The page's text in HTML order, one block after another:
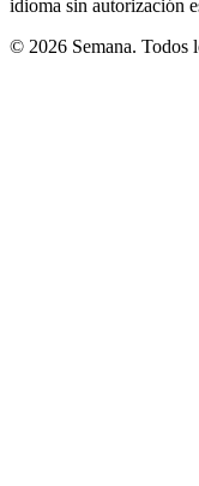
idioma sin autorización
© 2026 Semana. Todos